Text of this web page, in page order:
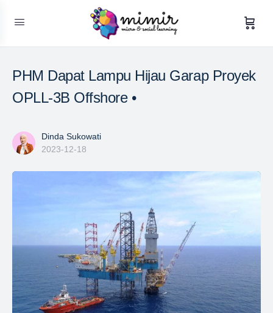
PHM Dapat Lampu Hijau Garap Proyek
OPLL-3B Offshore •
Dinda Sukowati
2023-12-18